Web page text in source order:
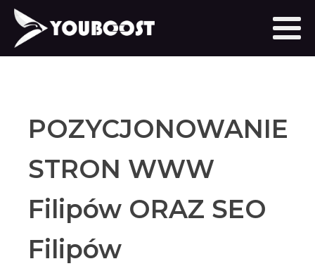
POZYCJONOWANIE
STRON WWW
Filipów ORAZ SEO
Filipów